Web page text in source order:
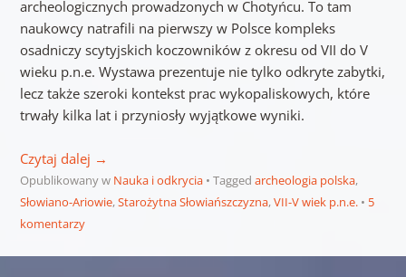
archeologicznych prowadzonych w Chotyńcu. To tam
naukowcy natrafili na pierwszy w Polsce kompleks
osadniczy scytyjskich koczowników z okresu od VII do V
wieku p.n.e. Wystawa prezentuje nie tylko odkryte zabytki,
lecz także szeroki kontekst prac wykopaliskowych, które
trwały kilka lat i przyniosły wyjątkowe wyniki.
Czytaj dalej →
Opublikowany w Nauka i odkrycia Tagged archeologia polska,
Słowiano-Ariowie,Starożytna Słowiańszczyzna,VII-V wiek p.n.e.
5
komentarzy